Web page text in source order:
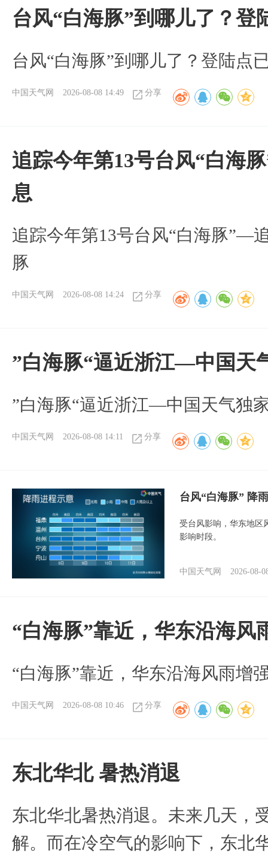
台风“白海豚”到哪儿了？登
台风“白海豚”到哪儿了？登陆点
中国天气网 2026-08-08 14:49 分享
追踪今年第13号台风“白海
息
追踪今年第13号台风“白海豚”—
豚
中国天气网 2026-08-08 14:24 分享
”白海豚“逼近浙江—中国天
​”白海豚“逼近浙江—中国天气独
中国天气网 2026-08-08 14:11 分享
台风“白海豚” 降
受台风影响，华东地区
影响时段。
中国天气网 2026-08-
“白海豚”靠近，华东沿海风
“白海豚”靠近，华东沿海风雨增
中国天气网 2026-08-08 10:46 分享
​东北华北 暑热消退
东北华北暑热消退。未来几天，
解。而在冷空气的影响下，东北